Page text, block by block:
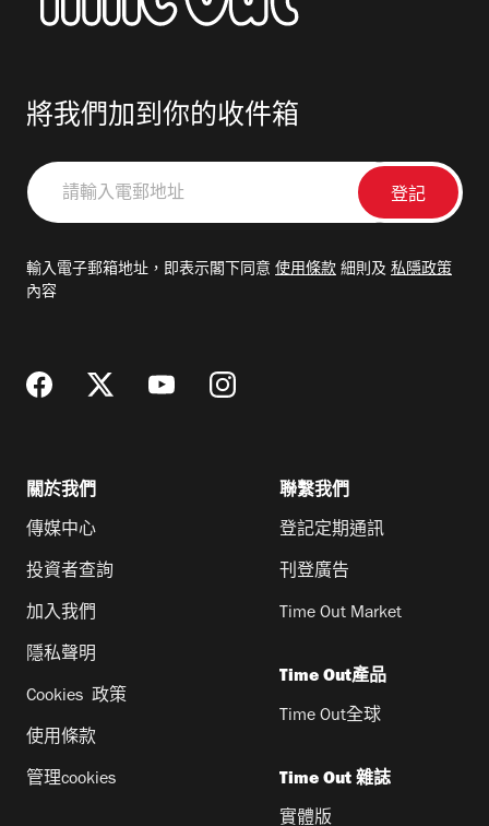
將我們加到你的收件箱
請
輸
郵
輸入電子郵箱地址，即表示閣下同意 使用條款 細則及 私隱政策
內容
關於我們
傳媒中心
投資者查詢
加入我們
隱私聲明
Cookies 政策
使用條款
管理cookies
聯繫我們
登記定期通訊
刊登廣告
Time Out Market
Time Out產品
Time Out全球
Time Out 雜誌
實體版